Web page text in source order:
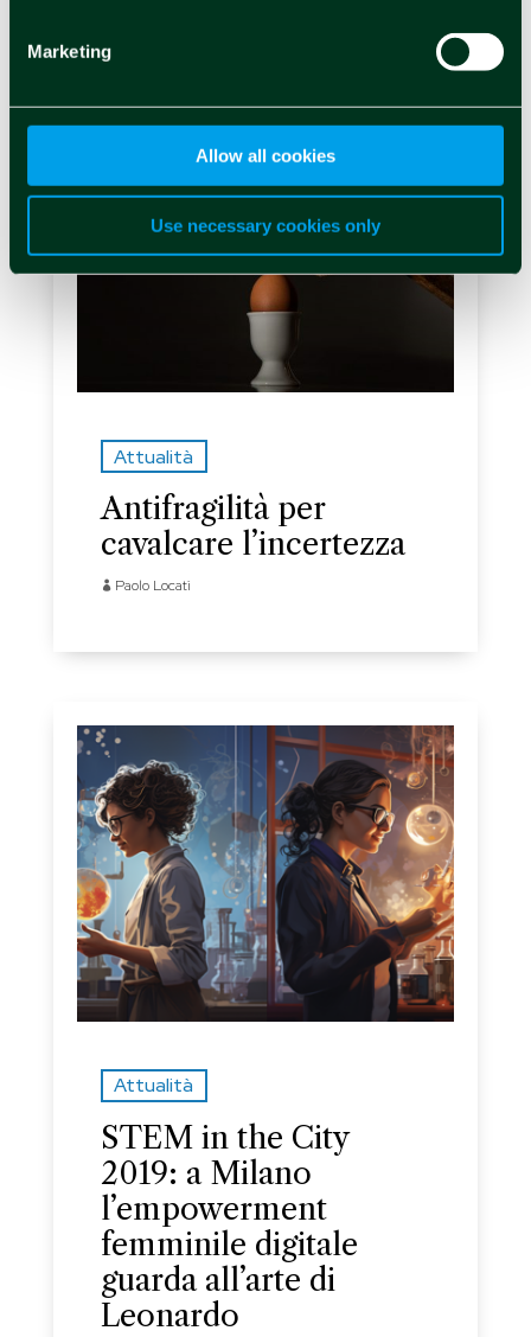
Marketing
Allow all cookies
Use necessary cookies only
Attualità
Antifragilità per
cavalcare l’incertezza
Paolo Locati
Attualità
STEM in the City
2019: a Milano
l’empowerment
femminile digitale
guarda all’arte di
Leonardo